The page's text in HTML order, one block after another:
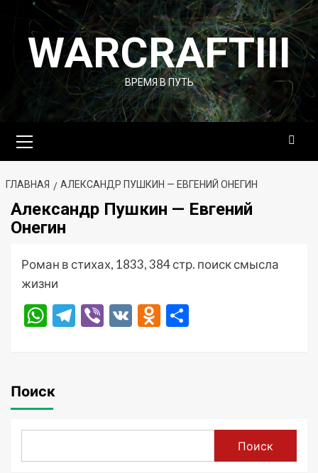
Перейти
содержимому
WARCRAFTIII
ВРЕМЯ В ПУТЬ
меню
ГЛАВНАЯ АЛЕКСАНДР ПУШКИН — ЕВГЕНИЙ ОНЕГИН
Александр Пушкин — Евгений
Онегин
Роман в стихах, 1833, 384 стр. поиск смысла
жизни
WhatsApp
Telegram
Viber
VK Odnoklassniki
Поиск
Поиск